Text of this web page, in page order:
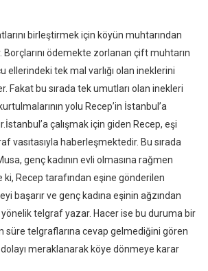
birleştirmek için köyün muhtarından
Borçlarını ödemekte zorlanan çift muhtarın
ellerindeki tek mal varlığı olan ineklerini
Fakat bu sırada tek umutları olan inekleri
yolu Recep’in İstanbul’a
çalışmak için giden Recep, eşi
vasıtasıyla haberleşmektedir. Bu sırada
genç kadının evli olmasına rağmen
ki, Recep tarafından eşine gönderilen
başarır ve genç kadına eşinin ağzından
telgraf yazar. Hacer ise bu duruma bir
süre telgraflarına cevap gelmediğini gören
meraklanarak köye dönmeye karar